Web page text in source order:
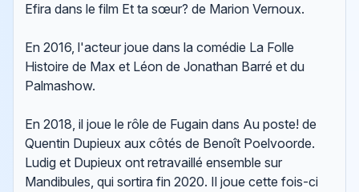
Efira dans le film Et ta sœur? de Marion Vernoux.
En 2016, l'acteur joue dans la comédie La Folle
Histoire de Max et Léon de Jonathan Barré et du
Palmashow.
En 2018, il joue le rôle de Fugain dans Au poste! de
Quentin Dupieux aux côtés de Benoît Poelvoorde.
Ludig et Dupieux ont retravaillé ensemble sur
Mandibules, qui sortira fin 2020. Il joue cette fois-ci